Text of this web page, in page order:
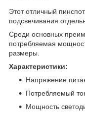
Этот отличный
подсвечивания
Среди основных
потребляемая
размеры.
Характеристики:
Напряжение
Потребляемый
Мощность